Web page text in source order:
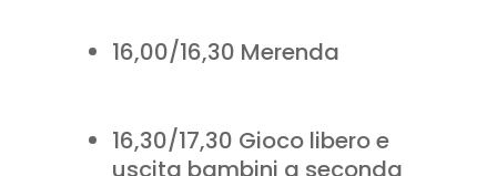
16,00/16,30 Merenda
16,30/17,30 Gioco libero e
uscita bambini a seconda